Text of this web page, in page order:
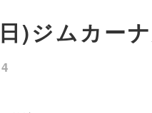
)ジムカー